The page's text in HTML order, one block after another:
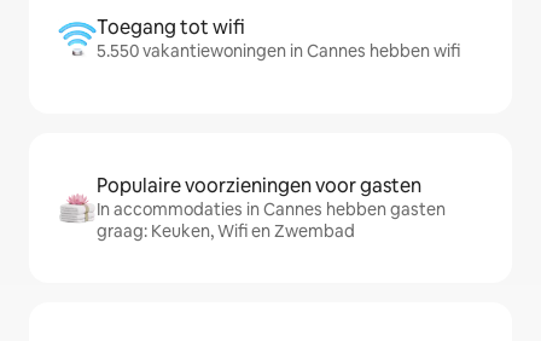
Toegang tot wifi
5.550 vakantiewoningen in Cannes hebben wifi
Populaire voorzieningen voor gasten
In accommodaties in Cannes hebben gasten
graag: Keuken, Wifi en Zwembad